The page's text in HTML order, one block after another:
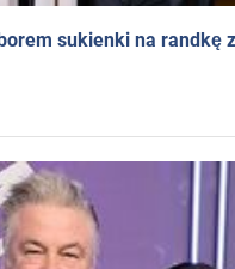
sukienki na randkę